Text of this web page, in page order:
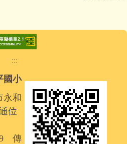
:::
國小
永和
位
傳